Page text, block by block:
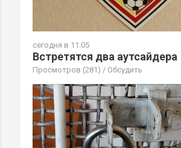
сегодня в 11:05
Встретятся два аутсайдера
Просмотров (281) / Обсудить